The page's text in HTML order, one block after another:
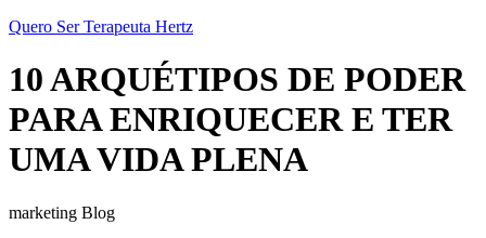
Quero Ser Terapeuta Hertz
10 ARQUÉTIPOS DE PODER
PARA ENRIQUECER E TER
UMA VIDA PLENA
marketing Blog